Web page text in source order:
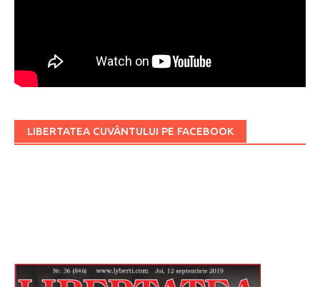
LIBERTATEA CUVÂNTULUI PE FACEBOOK